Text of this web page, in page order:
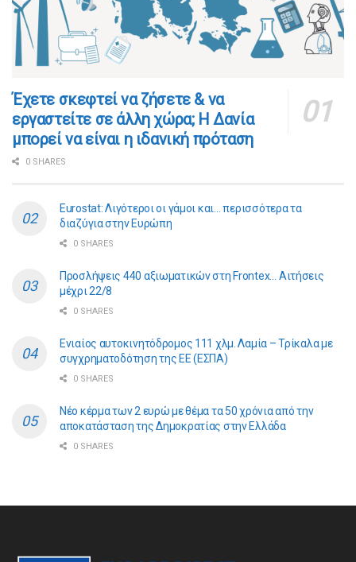
​​Έχετε σκεφτεί να ζήσετε & να
εργαστείτε σε άλλη χώρα; Η Δανία
μπορεί να είναι η ιδανική πρόταση
0 SHARES
Eurostat: Λιγότεροι οι γάμοι και… περισσότερα τα
διαζύγια στην Ευρώπη
0 SHARES
Προσλήψεις 440 αξιωματικών στη Frontex… Αιτήσεις
μέχρι 22/8
0 SHARES
Ενιαίος αυτοκινητόδρομος 111 χλμ. Λαμία – Τρίκαλα με
συγχρηματοδότηση της ΕE (ΕΣΠΑ)
0 SHARES
Νέο κέρμα των 2 ευρώ με θέμα τα 50 χρόνια από την
αποκατάσταση της Δημοκρατίας στην Ελλάδα
0 SHARES